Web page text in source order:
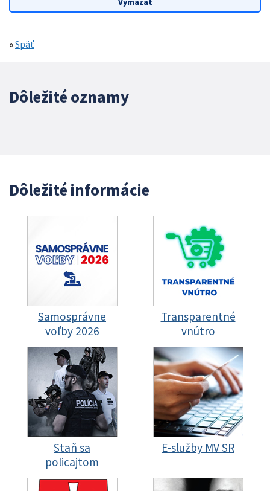
»Späť
Dôležité oznamy
Dôležité informácie
Samosprávne
voľby 2026
Transparentné
vnútro
Staň sa
policajtom
E-služby MV SR